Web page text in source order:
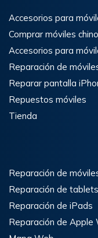
Accesorios para
Comprar móviles
Accesorios para
Reparación de
Reparar pantalla
Repuestos móviles
Tienda
Reparación de
Reparación de
Reparación de iPads
Reparación de Apple